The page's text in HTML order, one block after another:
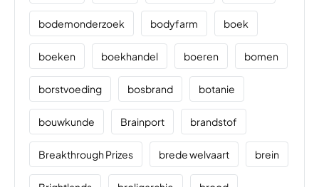
bodemonderzoek bodyfarm boek
boeken boekhandel boeren bomen
borstvoeding bosbrand botanie
bouwkunde Brainport brandstof
Breakthrough Prizes brede welvaart brein